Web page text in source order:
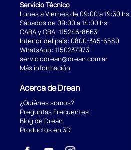
Servicio Técnico
Lunes a Viernes de 09:00 a 19:30 hs.
Sábados de 09:00 a 14:00 hs.
CABA y GBA: 115246-8663
Interior del país: 0800-345-6580
WhatsApp: 1150237973
serviciodrean@drean.com.ar
Más información
Acerca de Drean
¿Quiénes somos?
Preguntas Frecuentes
Blog de Drean
Productos en 3D